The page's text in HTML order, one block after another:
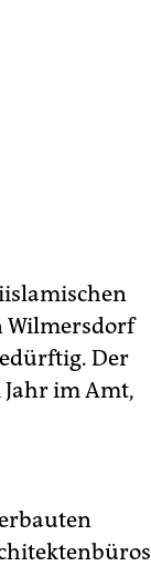
Wilmersdorf
Der
im Amt,